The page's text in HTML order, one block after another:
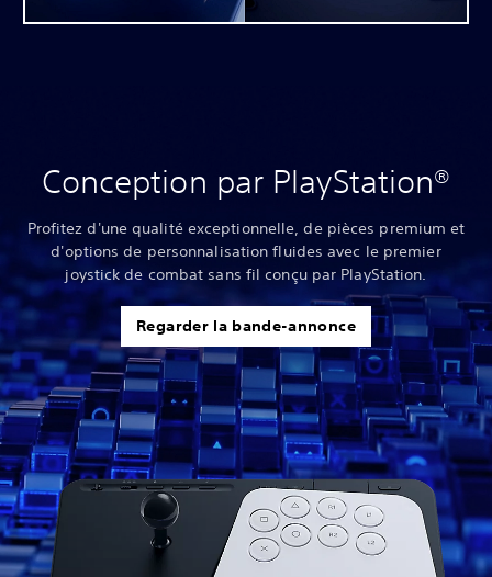
Conception par PlayStation®
Profitez d'une qualité exceptionnelle, de pièces premium et
d'options de personnalisation fluides avec le premier
joystick de combat sans fil conçu par PlayStation.
Regarder la bande-annonce